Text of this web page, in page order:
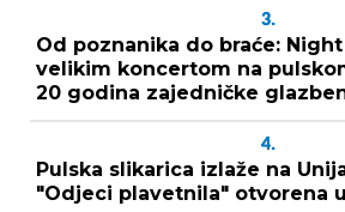
3.
Od poznanika do braće: Night
velikim koncertom na
20 godina zajedničke
4.
Pulska slikarica izlaže na
"Odjeci plavetnila" otvorena